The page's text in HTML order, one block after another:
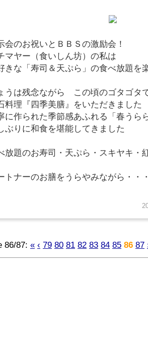
会のお祝いとＢＢＳの激励会！
マヤー（食いしん坊）の私は
きな「寿司＆天ぷら」の食べ放題を
うは残念ながら この頃のゴタゴタ
料理『四季美膳』をいただきました
に作られた季節感あふれる「春うら
ぶりに和食を堪能してきました
放題のお寿司・天ぷら・スキヤキ・
トナーのお膳をうらやみながら・・
86/87: « ‹ 79 80 81 82 83 84 85 86 87